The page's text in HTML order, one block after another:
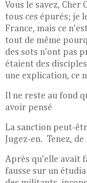
Vous le savez, Cher
tous ces épurés; je
France, mais ce
tout de même
des sots n'ont pas
étaient des
une explication, ce
Il ne reste au fond
avoir pensé
La sanction peut-
Jugez-en. Tenez,
Après qu'elle avait
fausse sur un